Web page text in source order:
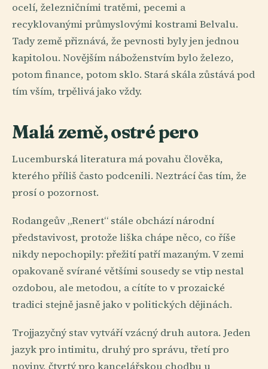
ocelí, železničními tratěmi, pecemi a
recyklovanými průmyslovými kostrami Belvalu.
Tady země přiznává, že pevnosti byly jen jednou
kapitolou. Novějším náboženstvím bylo železo,
potom finance, potom sklo. Stará skála zůstává pod
tím vším, trpělivá jako vždy.
Malá země, ostré pero
Lucemburská literatura má povahu člověka,
kterého příliš často podcenili. Neztrácí čas tím, že
prosí o pozornost.
Rodangeův „Renert“ stále obchází národní
představivost, protože liška chápe něco, co říše
nikdy nepochopily: přežití patří mazaným. V zemi
opakovaně svírané většími sousedy se vtip nestal
ozdobou, ale metodou, a cítíte to v prozaické
tradici stejně jasně jako v politických dějinách.
Trojjazyčný stav vytváří vzácný druh autora. Jeden
jazyk pro intimitu, druhý pro správu, třetí pro